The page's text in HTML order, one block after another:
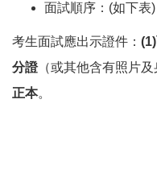
面試順序：(如下表)
考生面試應出示證件：
分證（或其他含有照片及
正本。
5/